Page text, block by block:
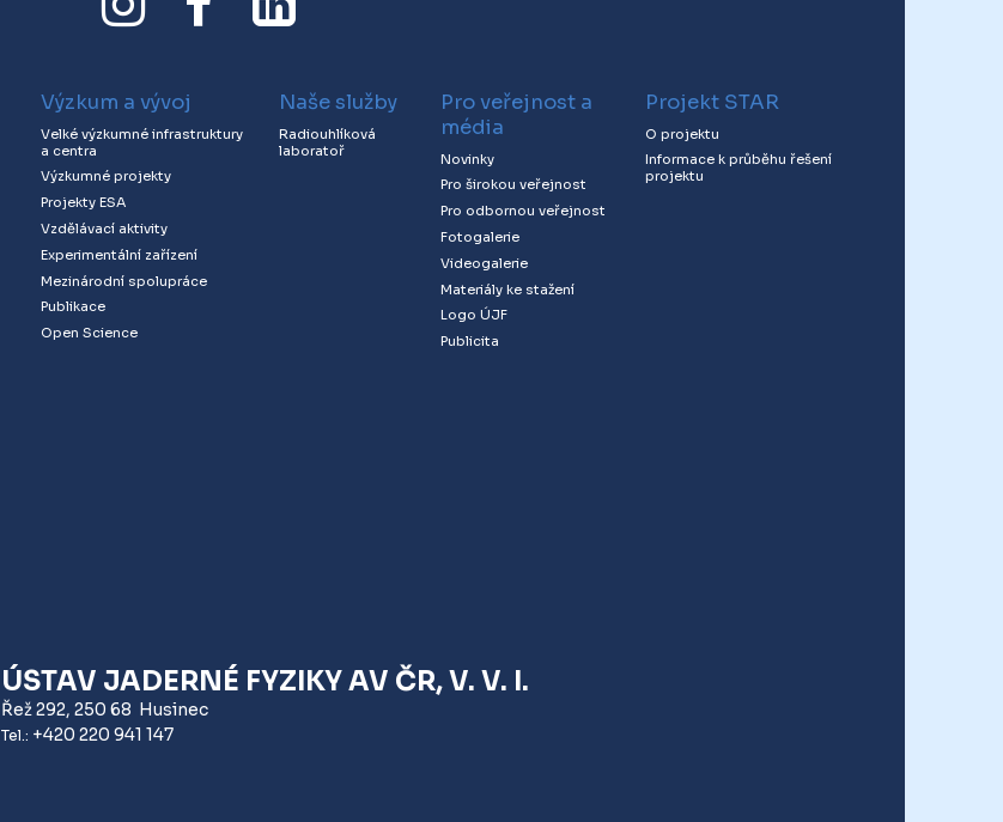
Výzkum a vývoj
Velké výzkumné infrastruktury
a centra
Výzkumné projekty
Projekty ESA
Vzdělávací aktivity
Experimentální zařízení
Mezinárodní spolupráce
Publikace
Open Science
Naše služby
Radiouhlíková
laboratoř
Pro veřejnost a
média
Novinky
Pro širokou veřejnost
Pro odbornou veřejnost
Fotogalerie
Videogalerie
Materiály ke stažení
Logo ÚJF
Publicita
Projekt STAR
O projektu
Informace k průběhu řešení
projektu
ÚSTAV JADERNÉ FYZIKY AV ČR, V. V. I.
Řež 292, 250 68 Husinec
Tel.: +420 220 941 147